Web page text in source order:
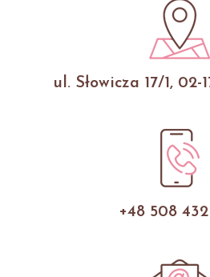
ul. Słowicza 17/1, 02-
+48 508